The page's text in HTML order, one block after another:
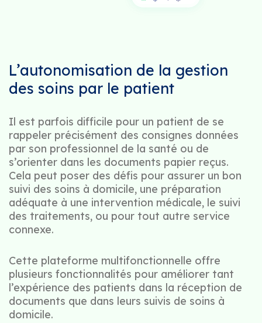
L’autonomisation de la gestion
des soins par le patient
Il est parfois difficile pour un patient de se
rappeler précisément des consignes données
par son professionnel de la santé ou de
s’orienter dans les documents papier reçus.
Cela peut poser des défis pour assurer un bon
suivi des soins à domicile, une préparation
adéquate à une intervention médicale, le suivi
des traitements, ou pour tout autre service
connexe.
Cette plateforme multifonctionnelle offre
plusieurs fonctionnalités pour améliorer tant
l’expérience des patients dans la réception de
documents que dans leurs suivis de soins à
domicile.